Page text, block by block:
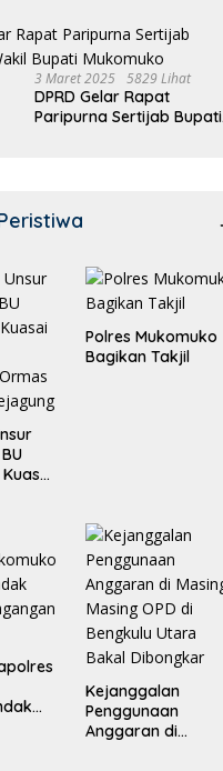
Ditingkatkan!
3 Maret 2025 5829 Lihat
DPRD Gelar Rapat
Paripurna Sertijab Bupati
Polres Mukomuko
Bagikan Takjil
Kejanggalan
Penggunaan
Anggaran di